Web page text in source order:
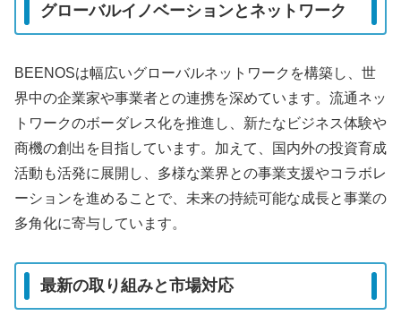
グローバルイノベーションとネットワーク
BEENOSは幅広いグローバルネットワークを構築し、世
界中の企業家や事業者との連携を深めています。流通ネッ
トワークのボーダレス化を推進し、新たなビジネス体験や
商機の創出を目指しています。加えて、国内外の投資育成
活動も活発に展開し、多様な業界との事業支援やコラボレ
ーションを進めることで、未来の持続可能な成長と事業の
多角化に寄与しています。
最新の取り組みと市場対応